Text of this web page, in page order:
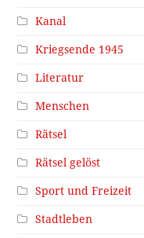
Kanal
Kriegsende 1945
Literatur
Menschen
Rätsel
Rätsel gelöst
Sport und Freizeit
Stadtleben